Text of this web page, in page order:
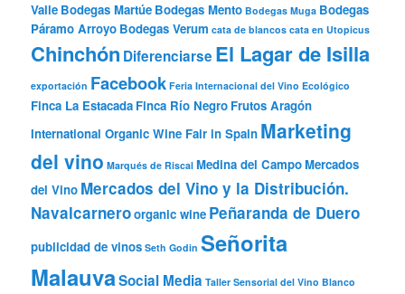
Valle Bodegas Martúe Bodegas Mento Bodegas Muga Bodegas
Páramo Arroyo Bodegas Verum cata de blancos cata en Utopicus
Chinchón Diferenciarse El Lagar de Isilla
exportación Facebook Feria Internacional del Vino Ecológico
Finca La Estacada Finca Río Negro Frutos Aragón
International Organic Wine Fair in Spain Marketing
del vino Marqués de Riscal Medina del CampoMercados
del Vino Mercados del Vino y la Distribución.
Navalcarneroorganic wine Peñaranda de Duero
publicidad de vinos Seth Godin Señorita
MalauvaSocial Media Taller Sensorial del Vino Blanco